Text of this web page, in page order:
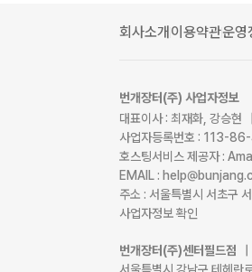
회사소개 이용약관운영
번개장터(주) 사업자정보
대표이사 : 최재화, 강승
사업자등록번호 : 113-
호스팅서비스 제공자 :
EMAIL :
주소 : 서울특별시 서초구
사업자정보 확인
번개장터(주)센터필드점